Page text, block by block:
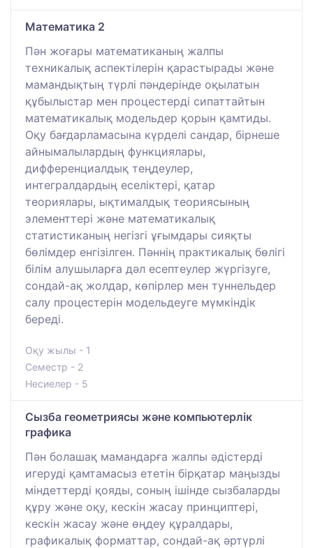
Математика 2
Пән жоғары математиканың жалпы
техникалық аспектілерін қарастырады және
мамандықтың түрлі пәндерінде оқылатын
құбылыстар мен процестерді сипаттайтын
математикалық модельдер қорын қамтиды.
Оқу бағдарламасына күрделі сандар, бірнеше
айнымалылардың функциялары,
дифференциалдық теңдеулер,
интегралдардың еселіктері, қатар
теориялары, ықтималдық теориясының
элементтері және математикалық
статистиканың негізгі ұғымдары сияқты
бөлімдер енгізілген. Пәннің практикалық бөлігі
білім алушыларға дәл есептеулер жүргізуге,
сондай-ақ жолдар, көпірлер мен туннельдер
салу процестерін модельдеуге мүмкіндік
береді.
Оқу жылы - 1
Семестр - 2
Несиелер - 5
Сызба геометриясы және компьютерлік
графика
Пән болашақ мамандарға жалпы әдістерді
игеруді қамтамасыз ететін бірқатар маңызды
міндеттерді қояды, соның ішінде сызбаларды
құру және оқу, кескін жасау принциптері,
кескін жасау және өңдеу құралдары,
графикалық форматтар, сондай-ақ әртүрлі